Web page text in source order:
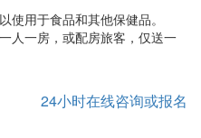
使用于食品和其他保健品。
人一房，或配房旅客，仅送一
24小时在线咨询或报名